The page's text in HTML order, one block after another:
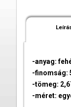
-anyag:
-finomság:
-tömeg:
-méret: